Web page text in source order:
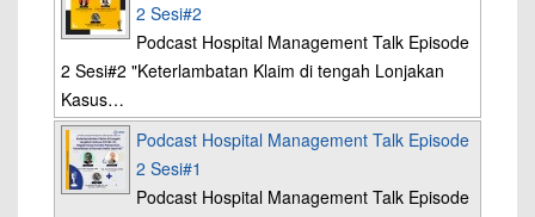
2 Sesi#2
Podcast Hospital Management Talk Episode
2 Sesi#2 "Keterlambatan Klaim di tengah Lonjakan
Kasus…
Podcast Hospital Management Talk Episode
2 Sesi#1
Podcast Hospital Management Talk Episode